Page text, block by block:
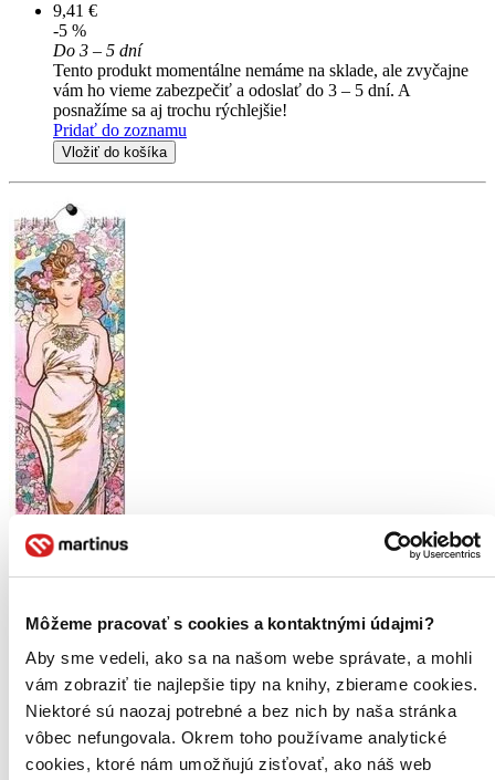
Môžeme pracovať s cookies a kontaktnými údajmi?
Aby sme vedeli, ako sa na našom webe správate, a mohli
vám zobraziť tie najlepšie tipy na knihy, zbierame cookies.
Niektoré sú naozaj potrebné a bez nich by naša stránka
vôbec nefungovala. Okrem toho používame analytické
cookies, ktoré nám umožňujú zisťovať, ako náš web
9,41 €
-5 %
Do 3 – 5 dní
Tento produkt momentálne nemáme na sklade, ale zvyčajne
vám ho vieme zabezpečiť a odoslať do 3 – 5 dní. A
posnažíme sa aj trochu rýchlejšie!
Pridať do zoznamu
Vložiť do košíka
Alfons Mucha 2027 - nástěnný kalendář